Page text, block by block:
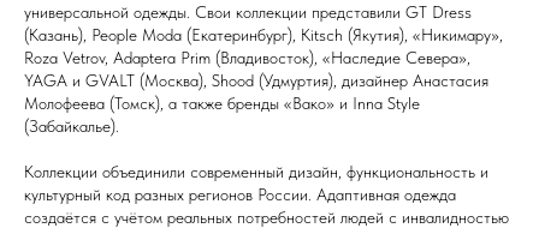
универсальной одежды. Свои коллекции представили GT Dress
(Казань), People Moda (Екатеринбург), Kitsch (Якутия), «Никимару»,
Roza Vetrov, Adaptera Prim (Владивосток), «Наследие Севера»,
YAGA и GVALT (Москва), Shood (Удмуртия), дизайнер Анастасия
Молофеева (Томск), а также бренды «Вако» и Inna Style
(Забайкалье).
Коллекции объединили современный дизайн, функциональность и
культурный код разных регионов России. Адаптивная одежда
создаётся с учётом реальных потребностей людей с инвалидностью